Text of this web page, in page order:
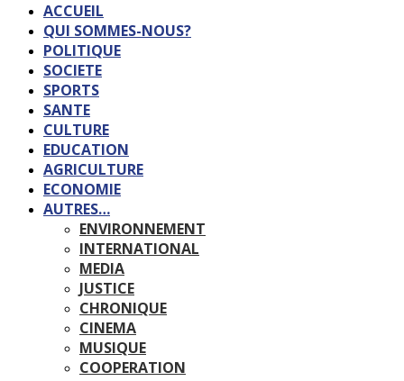
ACCUEIL
QUI SOMMES-NOUS?
POLITIQUE
SOCIETE
SPORTS
SANTE
CULTURE
EDUCATION
AGRICULTURE
ECONOMIE
AUTRES…
ENVIRONNEMENT
INTERNATIONAL
MEDIA
JUSTICE
CHRONIQUE
CINEMA
MUSIQUE
COOPERATION